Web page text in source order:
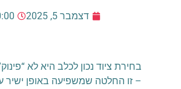
דצמבר 5, 2025
בחירת ציוד נכון לכלב היא לא
– זו החלטה שמשפיעה באופן ישיר